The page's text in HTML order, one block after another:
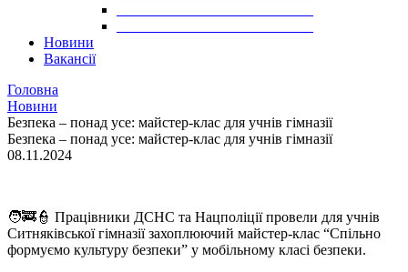
Новини
Вакансії
Головна
Новини
Безпека – понад усе: майстер-клас для учнів гімназії
Безпека – понад усе: майстер-клас для учнів гімназії
08.11.2024
🧑‍🚒👮 Працівники ДСНС та Нацполіції провели для учнів
Ситняківської гімназії захоплюючий майстер-клас “Спільно
формуємо культуру безпеки” у мобільному класі безпеки.